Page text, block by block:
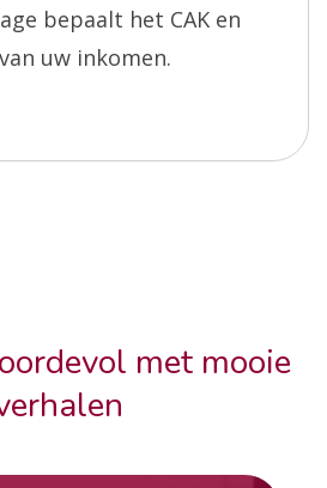
bepaalt het CAK en
uw inkomen.
met mooie